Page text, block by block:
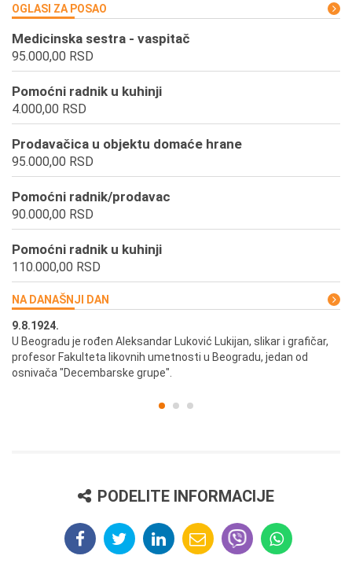
OGLASI ZA POSAO
Medicinska sestra - vaspitač
95.000,00 RSD
Pomoćni radnik u kuhinji
4.000,00 RSD
Prodavačica u objektu domaće hrane
95.000,00 RSD
Pomoćni radnik/prodavac
90.000,00 RSD
Pomoćni radnik u kuhinji
110.000,00 RSD
NA DANAŠNJI DAN
9.8.1924.
U Beogradu je rođen Aleksandar Luković Lukijan, slikar i grafičar,
profesor Fakulteta likovnih umetnosti u Beogradu, jedan od
osnivača "Decembarske grupe".
PODELITE INFORMACIJE